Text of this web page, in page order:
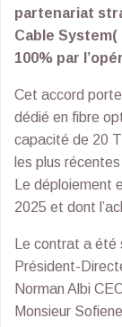
partenariat
Cable
100% par
Cet accord porte
dédié en fibre
capacité de 20
les plus
Le déploiement
2025 et dont
Le contrat a
Président-
Norman Albi
Monsieur